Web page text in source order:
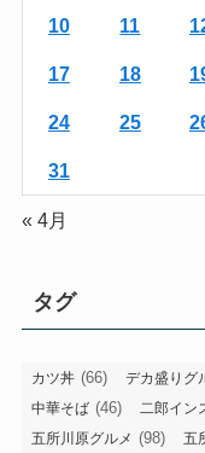
10 11
17 18
24 25
31
« 4月
タグ
カツ丼 (66) デカ盛りグ
中華そば (46) 二郎イン
五所川原グルメ (98) 五